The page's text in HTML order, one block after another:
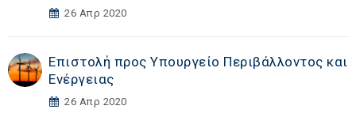
26 Απρ 2020
Επιστολή προς Υπουργείο Περιβάλλοντος και
Ενέργειας
26 Απρ 2020